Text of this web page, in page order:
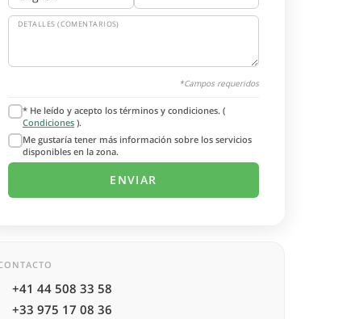
DETALLES (COMENTARIOS)
*Campos requeridos
* He leído y acepto los términos y condiciones. (
Condiciones ).
Me gustaría tener más información sobre los servicios
disponibles en la zona.
+41 44 508 33 58
+33 975 17 08 36